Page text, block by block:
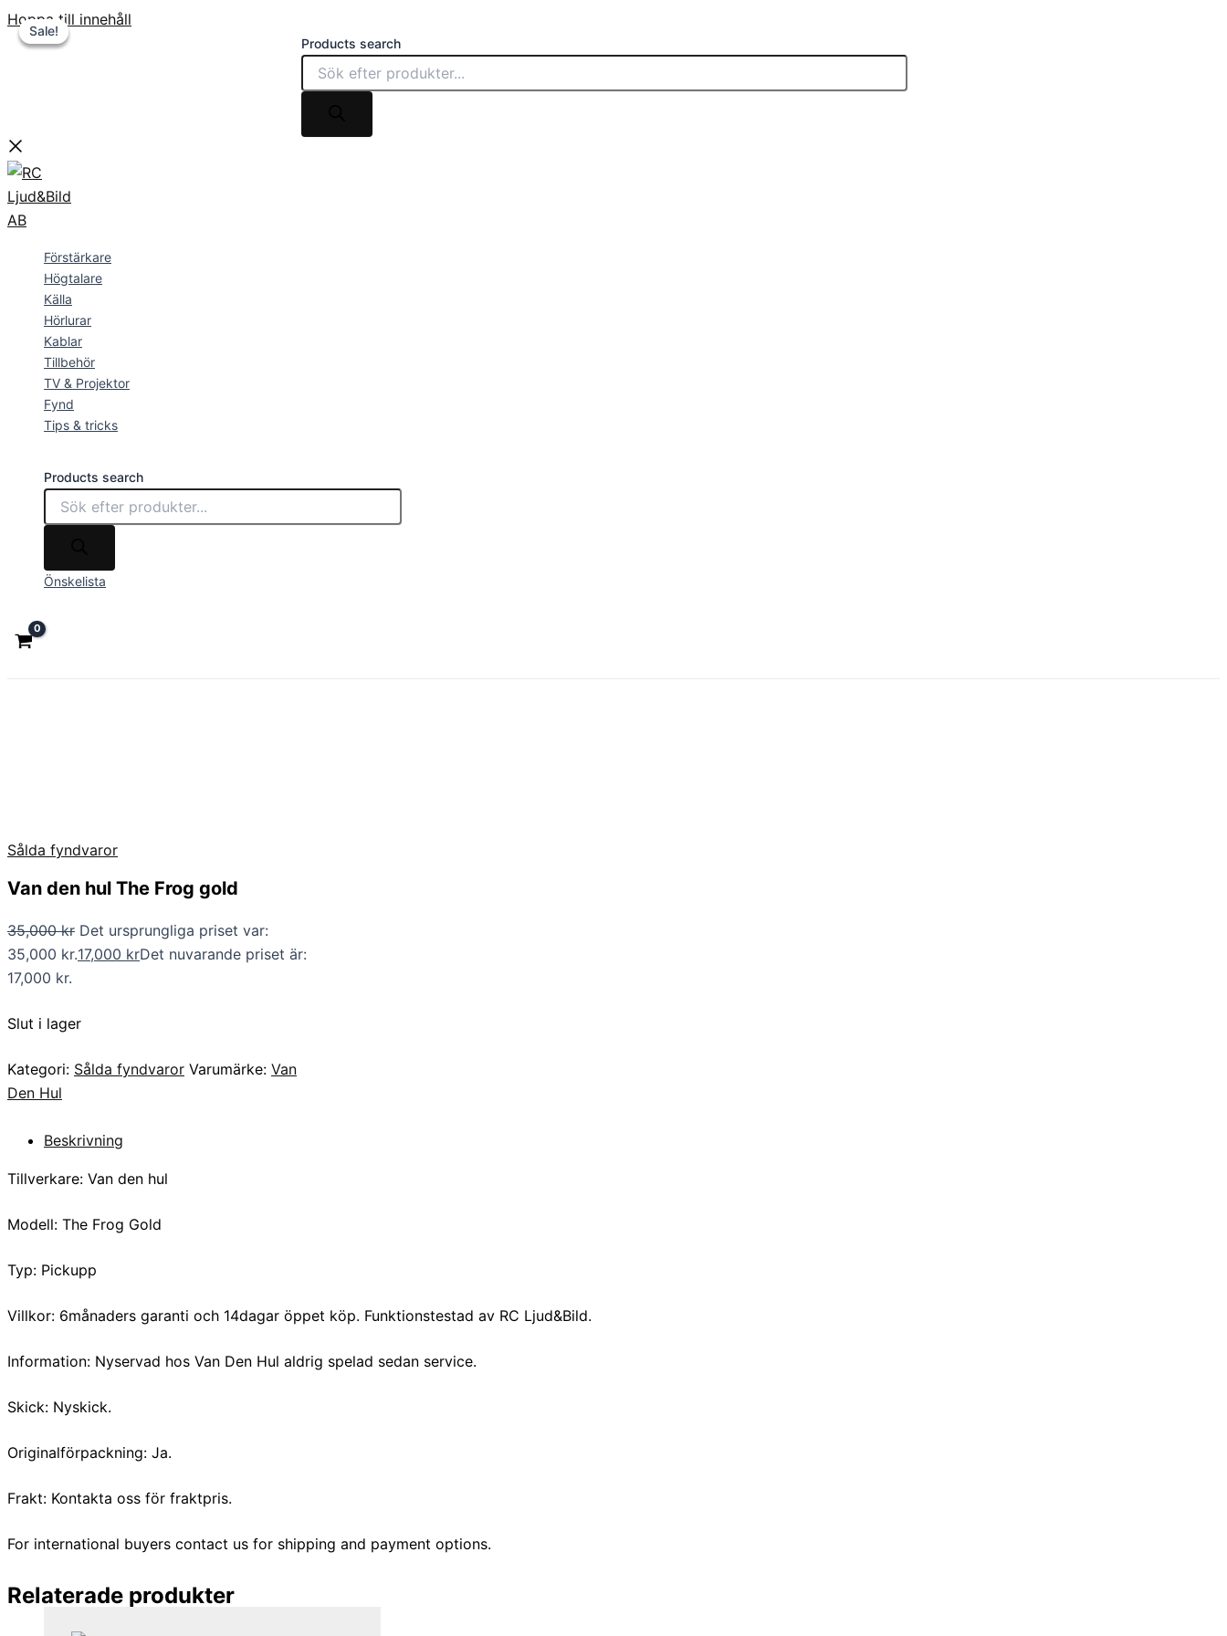
Hoppa till innehåll
Products search
Förstärkare
Högtalare
Källa
Hörlurar
Kablar
Tillbehör
TV & Projektor
Fynd
Tips & tricks
Products search
Önskelista
Sale!
Sålda fyndvaror
Van den hul The Frog gold
35,000kr Det ursprungliga priset var:
35,000 kr.17,000 krDet nuvarande priset är:
17,000 kr.
Slut i lager
Kategori: Sålda fyndvaror Varumärke: Van
Den Hul
Beskrivning
Tillverkare: Van den hul
Modell: The Frog Gold
Typ: Pickupp
Villkor: 6månaders garanti och 14dagar öppet köp. Funktionstestad av RC Ljud&Bild.
Information: Nyservad hos Van Den Hul aldrig spelad sedan service.
Skick: Nyskick.
Originalförpackning: Ja.
Frakt: Kontakta oss för fraktpris.
For international buyers contact us for shipping and payment options.
Relaterade produkter
Sale!
Sale!